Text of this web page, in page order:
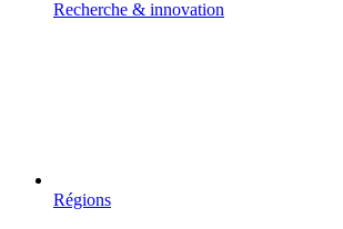
Recherche & innovation
Régions